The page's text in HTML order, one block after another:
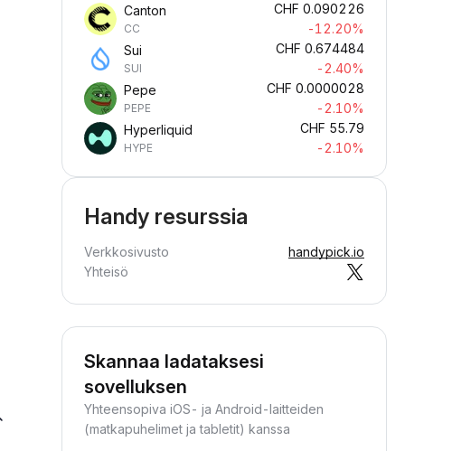
Canton
CC
CHF 0.090226
-12.20%
Sui
SUI
CHF 0.674484
-2.40%
Pepe
PEPE
CHF 0.0000028
-2.10%
Hyperliquid
HYPE
CHF 55.79
-2.10%
Handy resurssia
Verkkosivusto
handypick.io
Yhteisö
Skannaa ladataksesi
sovelluksen
Yhteensopiva iOS- ja Android-laitteiden
(matkapuhelimet ja tabletit) kanssa